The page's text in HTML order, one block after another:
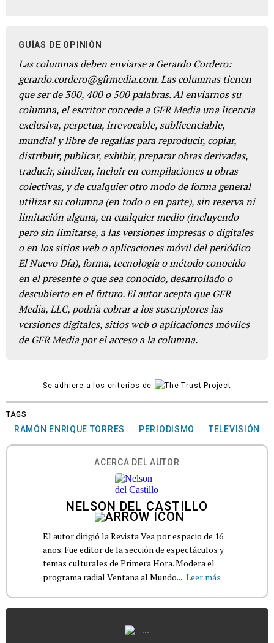
GUÍAS DE OPINIÓN
Las columnas deben enviarse a Gerardo Cordero:
gerardo.cordero@gfrmedia.com. Las columnas tienen
que ser de 300, 400 o 500 palabras. Al enviarnos su
columna, el escritor concede a GFR Media una licencia
exclusiva, perpetua, irrevocable, sublicenciable,
mundial y libre de regalías para reproducir, copiar,
distribuir, publicar, exhibir, preparar obras derivadas,
traducir, sindicar, incluir en compilaciones u obras
colectivas, y de cualquier otro modo de forma general
utilizar su columna (en todo o en parte), sin reserva ni
limitación alguna, en cualquier medio (incluyendo
pero sin limitarse, a las versiones impresas o digitales
o en los sitios web o aplicaciones móvil del periódico
El Nuevo Día), forma, tecnología o método conocido
en el presente o que sea conocido, desarrollado o
descubierto en el futuro. El autor acepta que GFR
Media, LLC, podría cobrar a los suscriptores las
versiones digitales, sitios web o aplicaciones móviles
de GFR Media por el acceso a la columna.
Se adhiere a los criterios de
TAGS
RAMÓN ENRIQUE TORRES PERIODISMO TELEVISIÓN
ACERCA DEL AUTOR
NELSON DEL CASTILLO
El autor dirigió la Revista Vea por espacio de 16
años. Fue editor de la sección de espectáculos y
temas culturales de Primera Hora. Modera el
programa radial Ventana al Mundo... Leer más
...